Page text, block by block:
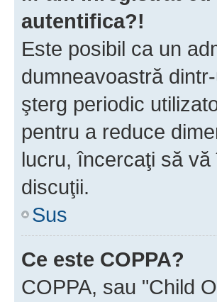
autentifica?!
Este posibil ca un
dumneavoastră
şterg periodic
pentru a reduce
lucru, încercaţi să
discuţii.
Sus
Ce este COPPA?
COPPA, sau "Child